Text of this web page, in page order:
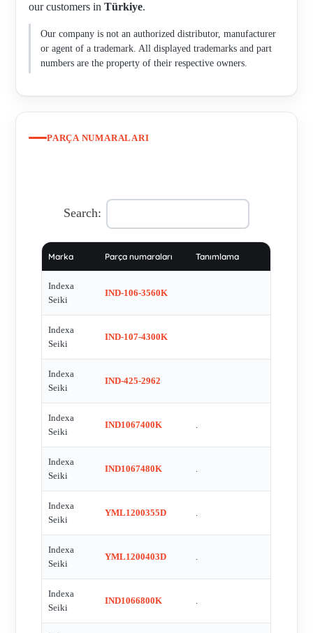
our customers in Türkiye.
Our company is not an authorized distributor, manufacturer
or agent of a trademark. All displayed trademarks and part
numbers are the property of their respective owners.
PARÇA NUMARALARI
Search:
Marka Parça numaraları Tanımlama
Indexa
Seiki
IND-106-3560K
Indexa
Seiki
IND-107-4300K
Indexa
Seiki
IND-425-2962
Indexa
Seiki
IND1067400K
Indexa
Seiki
IND1067480K
Indexa
Seiki
YML1200355D
Indexa
Seiki
YML1200403D
Indexa
Seiki
IND1066800K